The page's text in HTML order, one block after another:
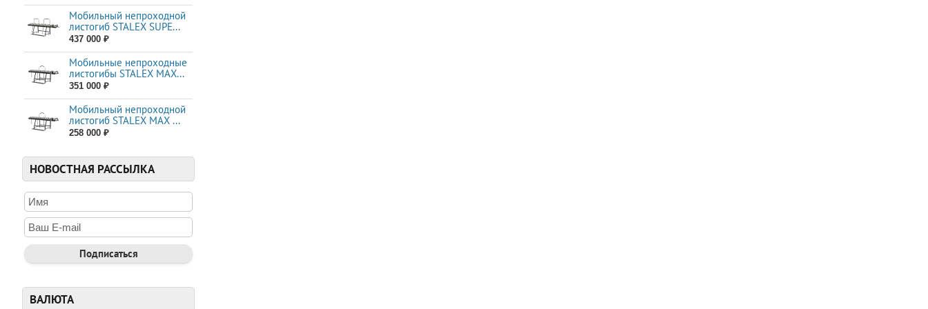
Мобильный непроходной
листогиб STALEX SUPE...
437 000 ₽
Мобильные непроходные
листогибы STALEX МАХ...
351 000 ₽
Мобильный непроходной
листогиб STALEX MAX ...
258 000 ₽
НОВОСТНАЯ РАССЫЛКА
ВАЛЮТА